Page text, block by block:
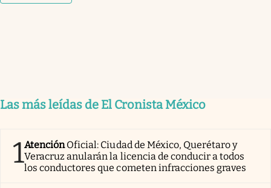
Las más leídas de El Cronista México
1AtenciónOficial: Ciudad de México, Querétaro y
Veracruz anularán la licencia de conducir a todos
los conductores que cometen infracciones graves